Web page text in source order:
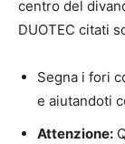
centro del
DUOTEC citati
Segna i fori
e aiutandoti
Attenzione: